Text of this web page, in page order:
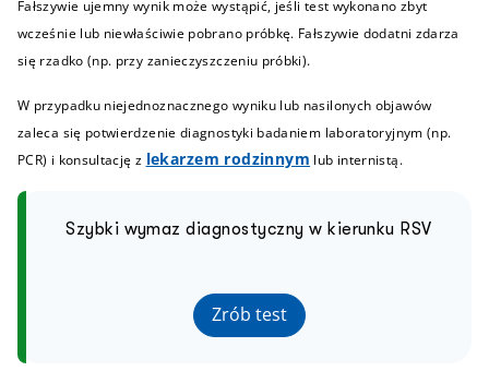
Fałszywie ujemny wynik może wystąpić, jeśli test wykonano zbyt
wcześnie lub niewłaściwie pobrano próbkę. Fałszywie dodatni zdarza
się rzadko (np. przy zanieczyszczeniu próbki).
W przypadku niejednoznacznego wyniku lub nasilonych objawów
zaleca się potwierdzenie diagnostyki badaniem laboratoryjnym (np.
PCR) i konsultację z lekarzem rodzinnym lub internistą.
Szybki wymaz diagnostyczny w kierunku RSV
Zrób test